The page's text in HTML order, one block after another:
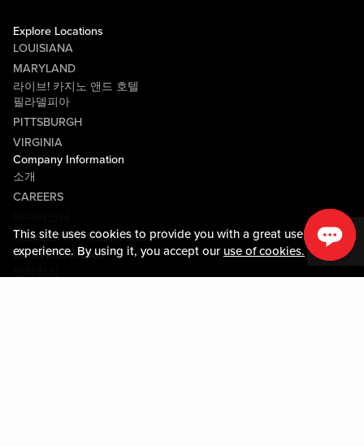
This site uses cookies to provide you with a great user
experience. By using it, you accept our use of cookies.
Explore Locations
LOUISIANA
MARYLAND
라이브! 카지노 앤드 호텔
필라델피아
PITTSBURGH
VIRGINIA
Company Information
소개
CAREERS
COMMUNITY RELATIONS
Guest Information